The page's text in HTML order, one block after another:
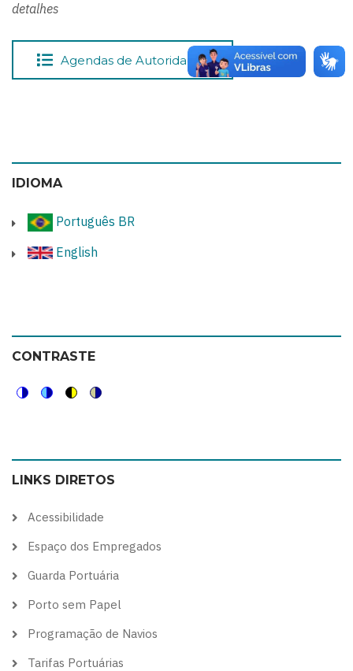
detalhes
Agendas de Autoridades
IDIOMA
Português BR
English
CONTRASTE
color
theme
blue
theme
high
visibility
soft
theme
LINKS DIRETOS
Acessibilidade
Espaço dos Empregados
Guarda Portuária
Porto sem Papel
Programação de Navios
Tarifas Portuárias